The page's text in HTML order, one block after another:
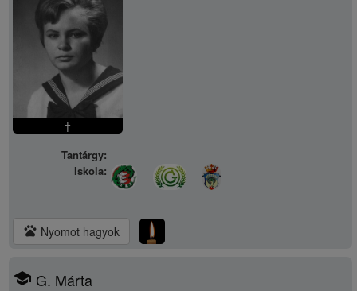
†
Tantárgy:
Iskola:
pets Nyomot hagyok
school G. Márta